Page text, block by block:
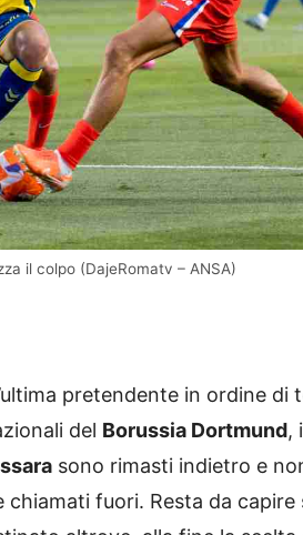
il colpo (DajeRomatv – ANSA)
pretendente in ordine di
del Borussia Dortmund,
sono rimasti indietro e
fuori. Resta da capire